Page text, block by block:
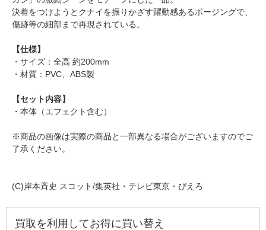
決着をつけようとクナイを振りかざす躍動感あるポージングで、
傷跡等の細部まで再現されている。
【仕様】
・サイズ：全高 約200mm
・材質：PVC、ABS製
【セット内容】
・本体（エフェクト含む）
※商品の画像は実際の商品と一部異なる場合がございますのでご
了承ください。
(C)岸本斉史 スコット/集英社・テレビ東京・ぴえろ
買取を利用してお得に買い替え